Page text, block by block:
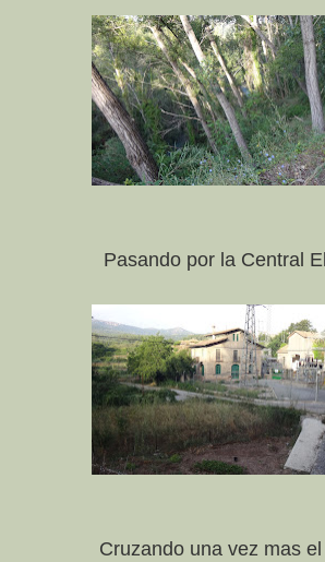
Pasando por la Central
Cruzando una vez mas